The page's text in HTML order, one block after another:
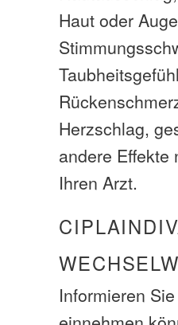
Haut oder
Herzschlag,
andere Effekte
Ihren Arzt.
Informieren